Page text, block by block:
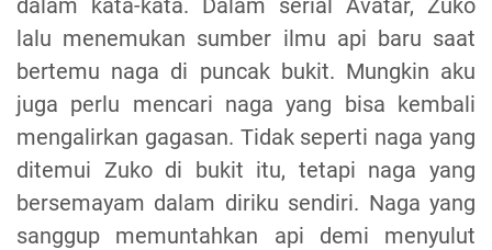
lalu menemukan sumber ilmu api baru saat
bertemu naga di puncak bukit. Mungkin aku
juga perlu mencari naga yang bisa kembali
mengalirkan gagasan. Tidak seperti naga yang
ditemui Zuko di bukit itu, tetapi naga yang
bersemayam dalam diriku sendiri. Naga yang
sanggup memuntahkan api demi menyulut